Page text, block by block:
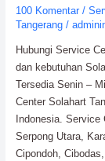
100 Komentar /
Tangerang/
Hubungi Service
dan kebutuhan
Tersedia Senin –
Center Solahart
Indonesia.
Serpong Utara,
Cipondoh, Cibodas,